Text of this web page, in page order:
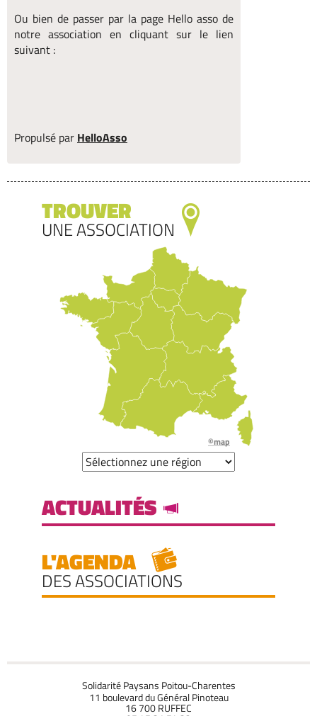
Ou bien de passer par la page Hello asso de
notre association en cliquant sur le lien
suivant :
Propulsé par HelloAsso
TROUVER
UNE ASSOCIATION
©map
ACTUALITÉS
L'AGENDA
DES ASSOCIATIONS
Solidarité Paysans Poitou-Charentes
11 boulevard du Général Pinoteau
16 700 RUFFEC